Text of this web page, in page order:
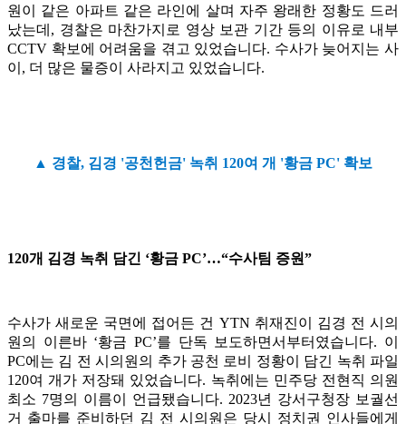
원이 같은 아파트 같은 라인에 살며 자주 왕래한 정황도 드러
났는데, 경찰은 마찬가지로 영상 보관 기간 등의 이유로 내부
CCTV 확보에 어려움을 겪고 있었습니다. 수사가 늦어지는 사
이, 더 많은 물증이 사라지고 있었습니다.
▲ 경찰, 김경 '공천헌금' 녹취 120여 개 '황금 PC' 확보
120개 김경 녹취 담긴 ‘황금 PC’…“수사팀 증원”
수사가 새로운 국면에 접어든 건 YTN 취재진이 김경 전 시의
원의 이른바 ‘황금 PC’를 단독 보도하면서부터였습니다. 이
PC에는 김 전 시의원의 추가 공천 로비 정황이 담긴 녹취 파일
120여 개가 저장돼 있었습니다. 녹취에는 민주당 전현직 의원
최소 7명의 이름이 언급됐습니다. 2023년 강서구청장 보궐선
거 출마를 준비하던 김 전 시의원은 당시 정치권 인사들에게